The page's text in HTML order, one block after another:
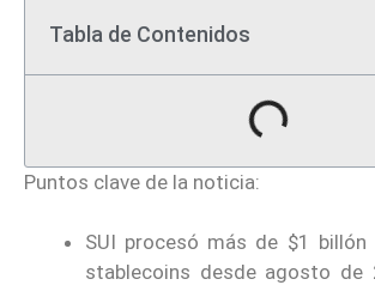
Tabla de Contenidos
Puntos clave de la noticia:
SUI procesó más de $1 billón
stablecoins desde agosto de